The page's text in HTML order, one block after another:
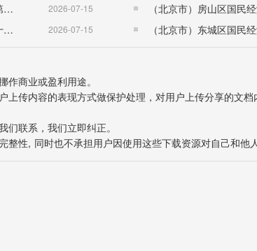
（河南省）平顶山市国民经济和社会发展第十五个五年规划纲要 2026-07-15
（河南省）洛阳市国民经济和社会发展第十五个五年规划纲要 2026-07-15
商业或盈利用途。
上传内容的表现方式做保护处理，对用户上传分享的文
联系，我们立即纠正。
性, 同时也不承担用户因使用这些下载资源对自己和他